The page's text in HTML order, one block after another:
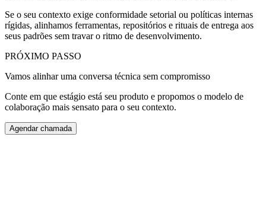
Se o seu contexto exige conformidade setorial ou políticas internas
rígidas, alinhamos ferramentas, repositórios e rituais de entrega aos
seus padrões sem travar o ritmo de desenvolvimento.
PRÓXIMO PASSO
Vamos alinhar uma conversa técnica sem compromisso
Conte em que estágio está seu produto e propomos o modelo de
colaboração mais sensato para o seu contexto.
Agendar chamada